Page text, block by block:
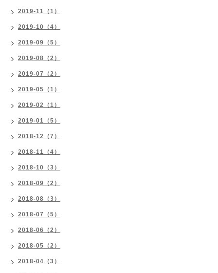
2019-11（1）
2019-10（4）
2019-09（5）
2019-08（2）
2019-07（2）
2019-05（1）
2019-02（1）
2019-01（5）
2018-12（7）
2018-11（4）
2018-10（3）
2018-09（2）
2018-08（3）
2018-07（5）
2018-06（2）
2018-05（2）
2018-04（3）